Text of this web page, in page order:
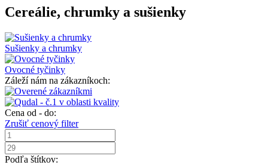
Cereálie, chrumky a sušienky
Sušienky a chrumky
Ovocné tyčinky
Záleží nám na zákazníkoch:
Cena od - do:
Zrušiť cenový filter
Podľa štítkov: